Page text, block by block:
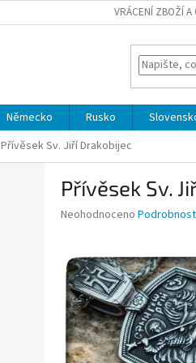
VRÁCENÍ ZBOŽÍ A
Německo Rusko
Přívěsek Sv. Jiří Drakobijec
Přívěsek Sv.
Průměrné
je
0,0
hvězdiček.
Neohodnoceno